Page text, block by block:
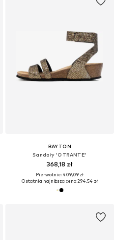
BAYTON
Sandały 'OTRANTE'
368,18 zł
Pierwotnie: 409,09 zł
Ostatnia najniższa cena:294,54 zł